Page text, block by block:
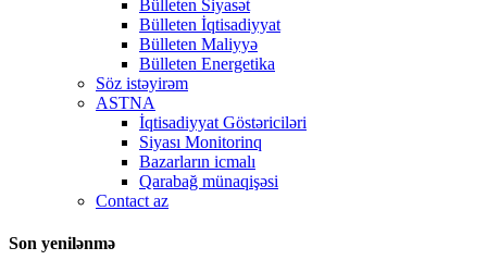
Bülleten Siyasət
Bülleten İqtisadiyyat
Bülleten Maliyyə
Bülleten Energetika
Söz istəyirəm
ASTNA
İqtisadiyyat Göstəriciləri
Siyası Monitorinq
Bazarların icmalı
Qarabağ münaqişəsi
Contact az
Son yenilənmə